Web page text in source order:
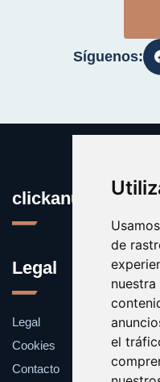
de
el
Síguenos:
clickanuncio.es
Legal
Legal
Cookies
Contacto